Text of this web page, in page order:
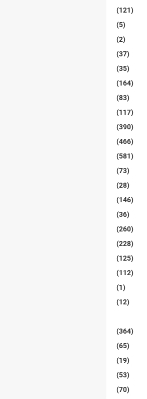
(121)
(5)
(2)
(37)
(35)
(164)
(83)
(117)
(390)
(466)
(581)
(73)
(28)
(146)
(36)
(260)
(228)
(125)
(112)
(1)
(12)
(364)
(65)
(19)
(53)
(70)